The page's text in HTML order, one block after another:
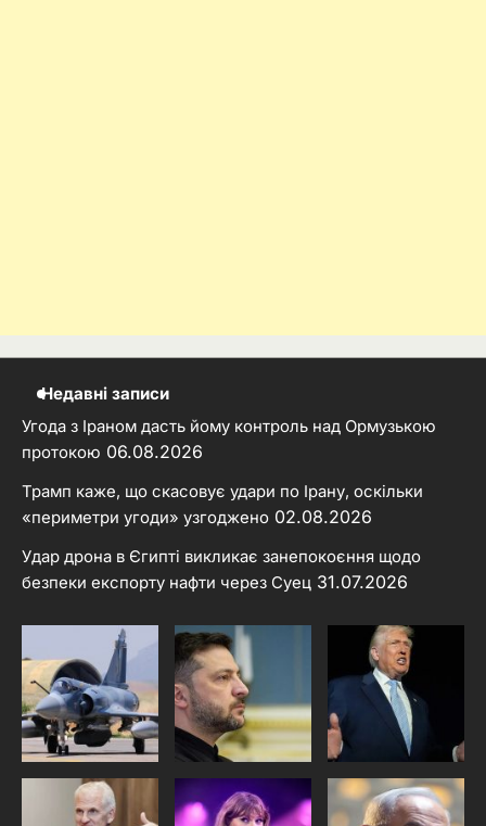
Недавні записи
Угода з Іраном дасть йому контроль над Ормузькою
протокою 06.08.2026
Трамп каже, що скасовує удари по Ірану, оскільки
«периметри угоди» узгоджено 02.08.2026
Удар дрона в Єгипті викликає занепокоєння щодо
безпеки експорту нафти через Суец 31.07.2026